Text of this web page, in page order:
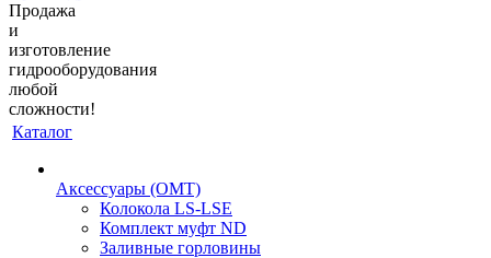
Продажа
и
изготовление
гидрооборудования
любой
сложности!
Каталог
Аксессуары (OMT)
Колокола LS-LSE
Комплект муфт ND
Заливные горловины